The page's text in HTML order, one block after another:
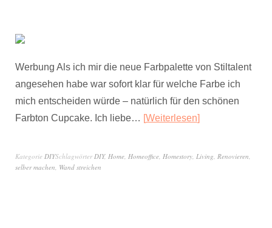
Werbung Als ich mir die neue Farbpalette von Stiltalent
angesehen habe war sofort klar für welche Farbe ich
mich entscheiden würde – natürlich für den schönen
Farbton Cupcake. Ich liebe… Weiterlesen
Kategorie DIYSchlagwörterDIY, Home, Homeoffice, Homestory, Living, Renovieren,
selber machen, Wand streichen